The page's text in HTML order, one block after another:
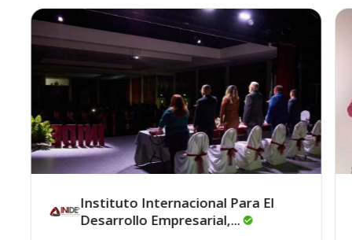
Instituto Internacional Para El
Desarrollo Empresarial,...